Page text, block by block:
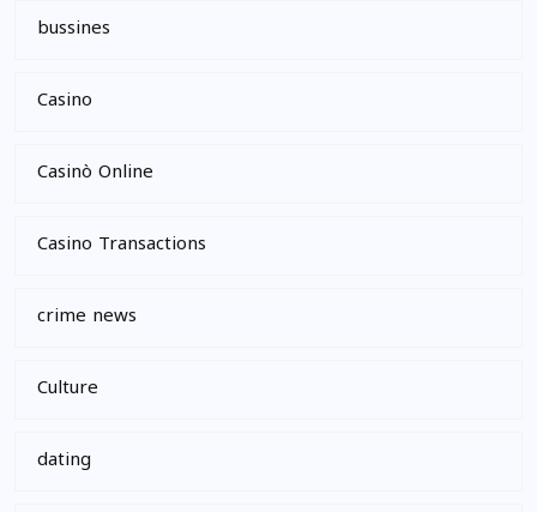
bussines
Casino
Casinò Online
Casino Transactions
crime news
Culture
dating